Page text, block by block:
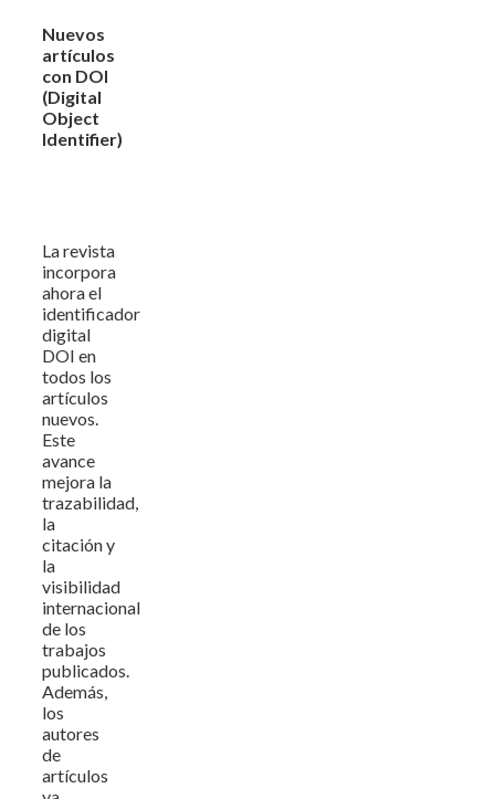
Nuevos
artículos
con DOI
(Digital
Object
Identifier)
La revista
incorpora
ahora el
identificador
digital
DOI en
todos los
artículos
nuevos.
Este
avance
mejora la
trazabilidad,
la
citación y
la
visibilidad
internacional
de los
trabajos
publicados.
Además,
los
autores
de
artículos